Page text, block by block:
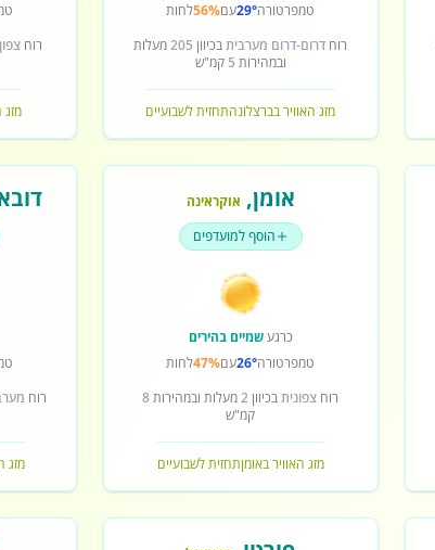
טמפרטורה29°עם56%לחות
רוח דרום-דרום מערביתבכיוון 205מעלות
ובמהירות 5 קמ"ש
מזג האוויר בברצלונהתחזית לשבועיים
רוח
מזג
אומן, אוקראינה
הוסף למועדפים
כרגעשמיים בהירים
טמפרטורה26°עם47%לחות
רוח צפוניתבכיוון2מעלות ובמהירות8
קמ"ש
מזג האוויר באומןתחזית לשבועיים
רוח
מזג